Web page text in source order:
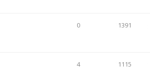
0 1391
4 1115